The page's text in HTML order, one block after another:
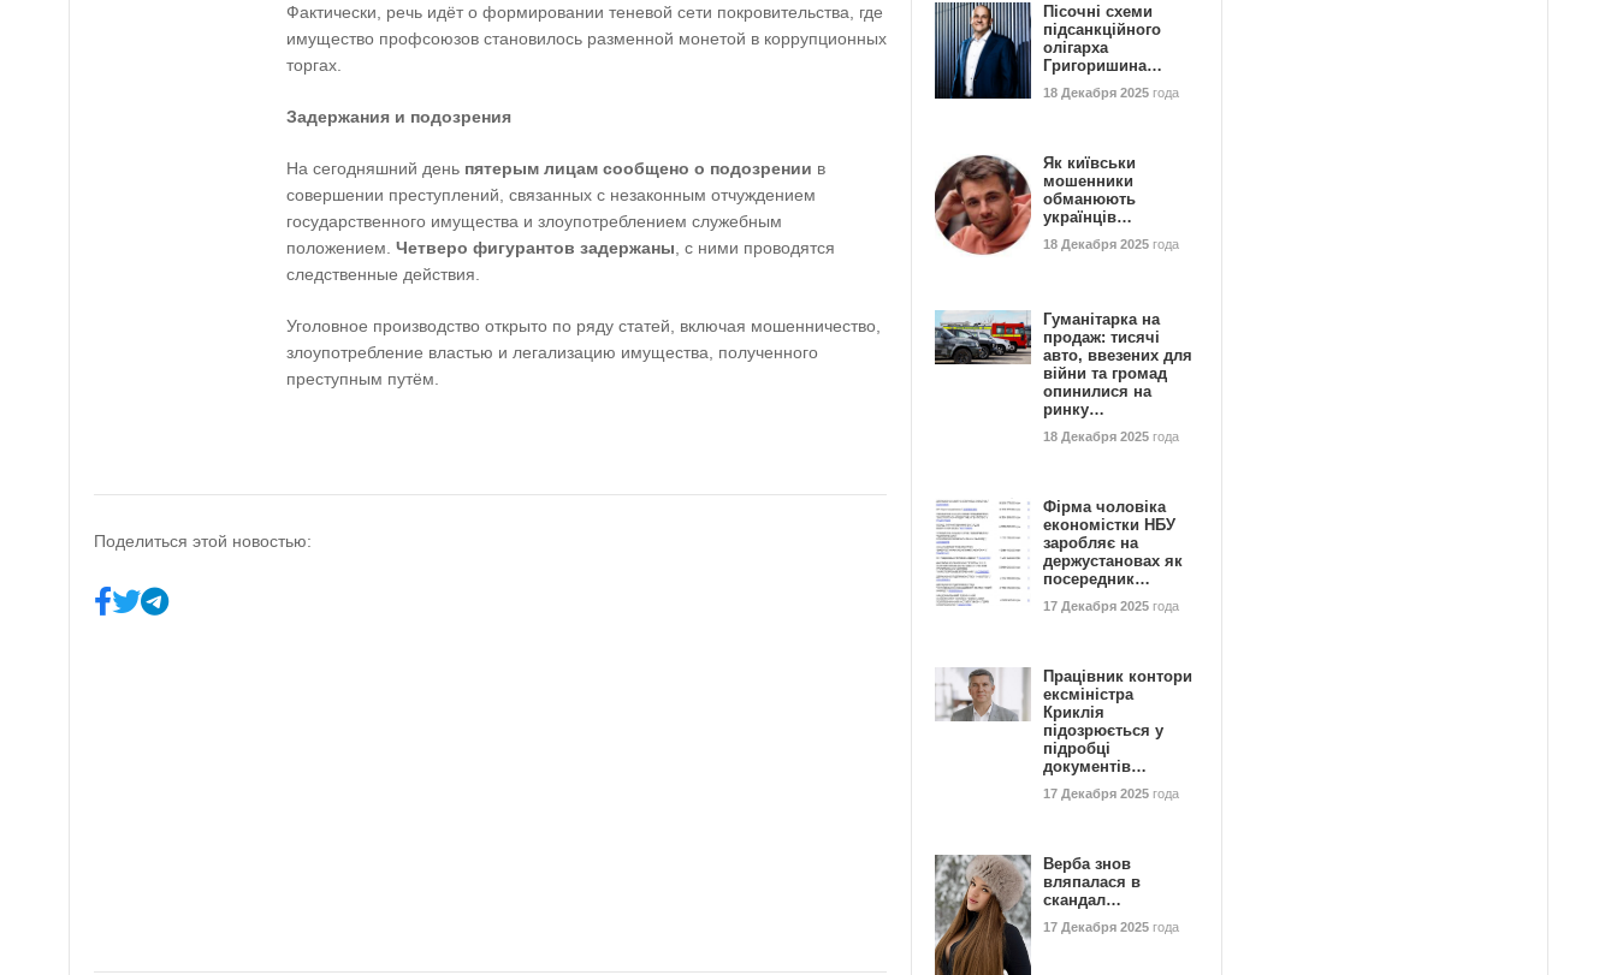
Фактически, речь идёт о формировании теневой сети покровительства, где
имущество профсоюзов становилось разменной монетой в коррупционных
торгах.
Задержания и подозрения
На сегодняшний день пятерым лицам сообщено о подозрении в
совершении преступлений, связанных с незаконным отчуждением
государственного имущества и злоупотреблением служебным
положением. Четверо фигурантов задержаны , с ними проводятся
следственные действия.
Уголовное производство открыто по ряду статей, включая мошенничество,
злоупотребление властью и легализацию имущества, полученного
преступным путём.
Поделиться этой новостью:
Пісочні схеми
підсанкційного
олігарха
Григоришина…
18 Декабря 2025 года
Як київськи
мошенники
обманюють
українців…
18 Декабря 2025 года
Гуманітарка на
продаж: тисячі
авто, ввезених для
війни та громад
опинилися на
ринку…
18 Декабря 2025 года
Фірма чоловіка
економістки НБУ
заробляє на
держустановах як
посередник…
17 Декабря 2025 года
Працівник контори
ексміністра
Криклія
підозрюється у
підробці
документів…
17 Декабря 2025 года
Верба знов
вляпалася в
скандал…
17 Декабря 2025 года